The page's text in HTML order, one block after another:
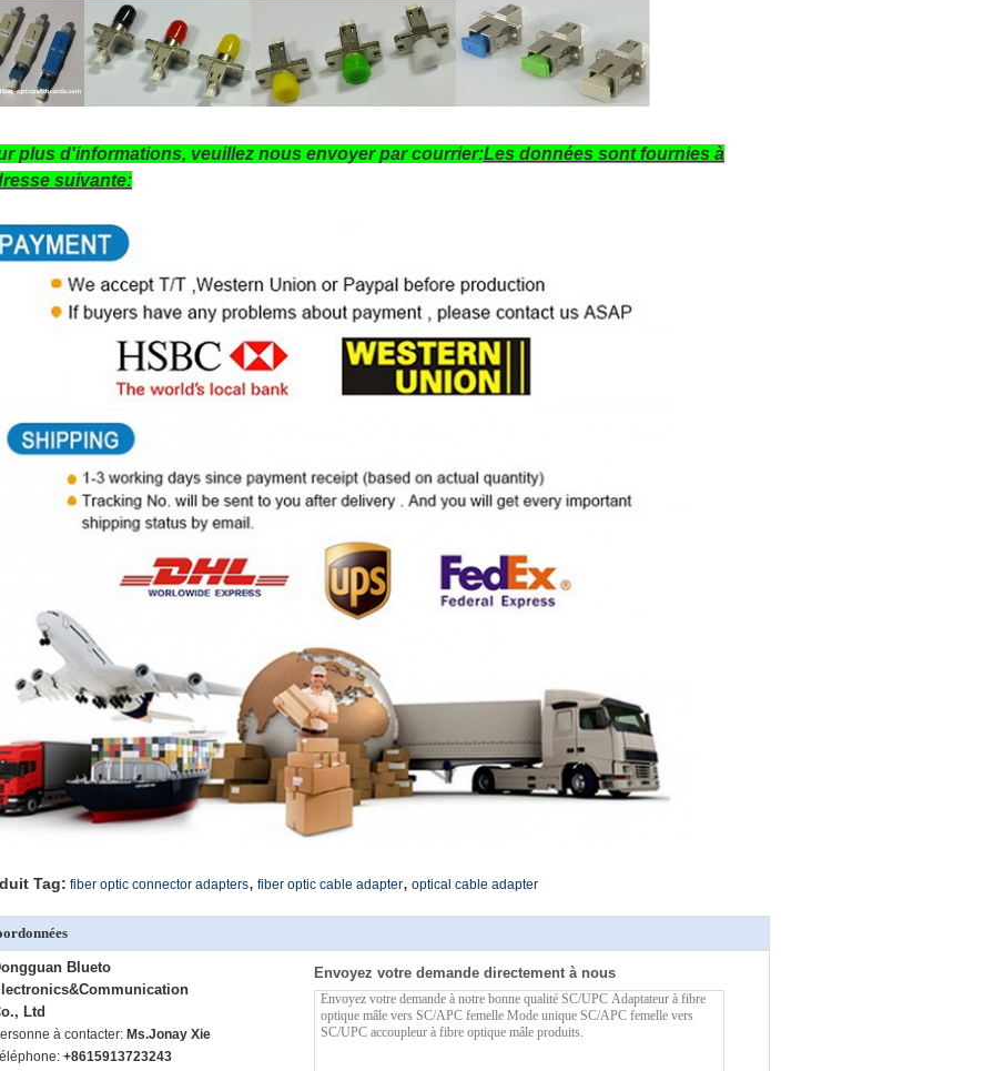
plus d'informations, veuillez nous envoyer par courrier:Les données sont fournies à
suivante:
Tag: fiber optic connector adapters, fiber optic cable adapter, optical cable adapter
Blueto
Ltd
à contacter: Ms.Jonay Xie
+8615913723243
Envoyez votre demande directement à nous